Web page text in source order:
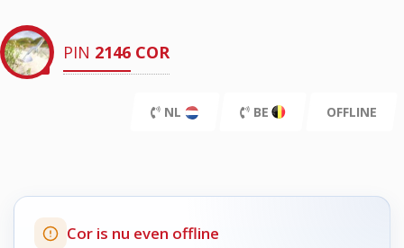
PIN 2146 COR
NL BE OFFLINE
Cor is nu even offline